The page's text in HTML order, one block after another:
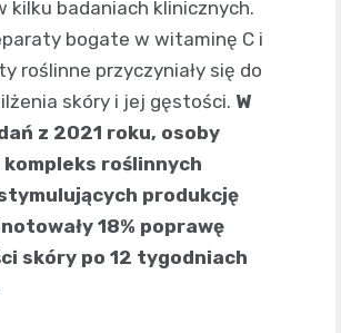
kilku badaniach klinicznych.
bogate w witaminę C i
roślinne przyczyniały się do
skóry i jej gęstości. W
z 2021 roku, osoby
roślinnych
produkcję
18% poprawę
skóry po 12 tygodniach